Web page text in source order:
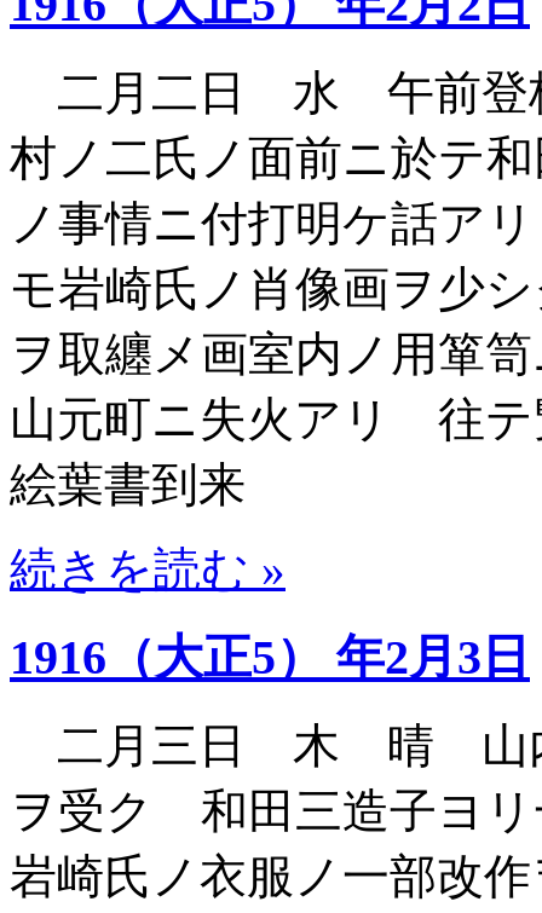
二月二日 水 午前登
村ノ二氏ノ面前ニ於テ
ノ事情ニ付打明ケ話
モ岩崎氏ノ肖像画ヲ少
ヲ取纏メ画室内ノ用箪
山元町ニ失火アリ 往
絵葉書到来
続きを読む »
1916（大正5） 年2月3日
二月三日 木 晴 山内
ヲ受ク 和田三造子ヨ
岩崎氏ノ衣服ノ一部改